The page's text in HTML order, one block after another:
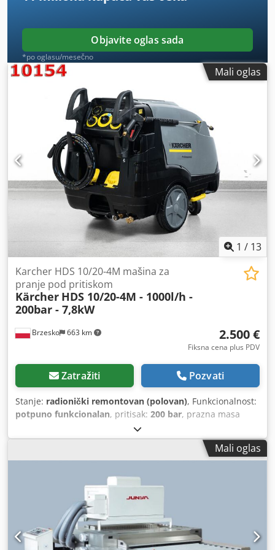
Objavite oglas sada
*po oglasu/mesečno
Mali oglas
1 / 13
Brzesko 663 km
Karcher HDS 10/20-4M mašina za
pranje pod pritiskom
Kärcher HDS 10/20-4M - 1000l/h -
200bar - 7,8kW
2.500 €
Fiksna cena plus PDV
Zatražiti Pozvati
Stanje: radionički remontovan (polovan), Funkcionalnost:
potpuno funkcionalan, pritisak: 200 bar, prazna masa
, trajanje garancije:
155 °C, Visokopritisni čistač Kärcher HDS 10/20-4M je
izuzetno efikasan uređaj, pogodan čak i za najteže radove
renovacije, naš servisni tim je detaljno proverio sve
funkcije mašine. Svi mehanički delovi sa tragovima
upotrebe i habanja su zamenjeni novim, uključujući:
keramičke klipove, dihtunge, ležajeve i sve O-prstenove.
Ovo garantuje dug i besprekidan rad bez potrebe za
dodatnim ulaganjima u budućnosti. Prednosti proizvoda:
Mali oglas